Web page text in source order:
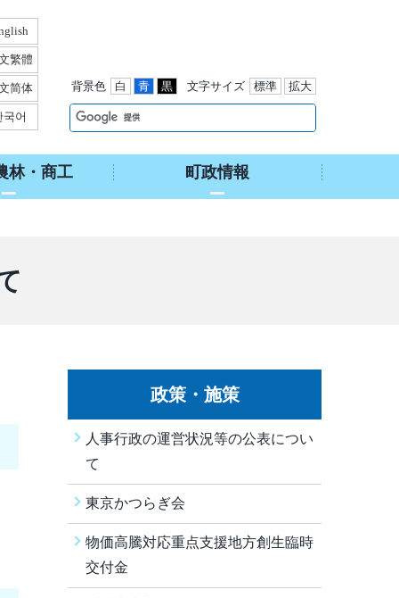
繁體
简体
국어
背景色 白 青 黒 文字サイズ 標準 拡大
林・商工 町政情報
政策・施策
人事行政の運営状況等の公表につい
て
東京かつらぎ会
物価高騰対応重点支援地方創生臨時
交付金